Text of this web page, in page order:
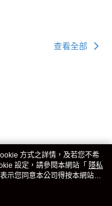
查看全部
方式之詳情，及若您不希
設定，請參閱本網站「 隱私
示您同意本公司得按本網站使